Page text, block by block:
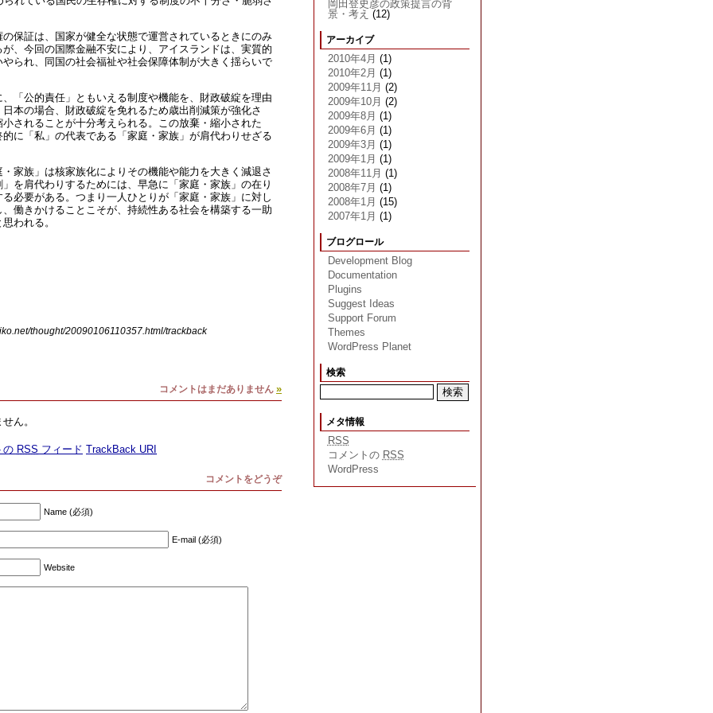
保証は、国家が健全な状態で運営されているときにのみ
、今回の国際金融不安により、アイスランドは、実質的
られ、同国の社会福祉や社会保障体制が大きく揺らいで
「公的責任」ともいえる制度や機能を、財政破綻を理由
本の場合、財政破綻を免れるため歳出削減策が強化さ
されることが十分考えられる。この放棄・縮小された
に「私」の代表である「家庭・家族」が肩代わりせざる
家族」は核家族化によりその機能や能力を大きく減退さ
を肩代わりするためには、早急に「家庭・家族」の在り
必要がある。つまり一人ひとりが「家庭・家族」に対し
働きかけることこそが、持続性ある社会を構築する一助
われる。
thought/20090106110357.html/trackback
コメントはまだありません »
ん。
の RSS フィード TrackBack URI
コメントをどうぞ
Name (必須)
E-mail (必須)
Website
岡田登史彦の政策提言の背
景・考え (12)
アーカイブ
2010年4月 (1)
2010年2月 (1)
2009年11月 (2)
2009年10月 (2)
2009年8月 (1)
2009年6月 (1)
2009年3月 (1)
2009年1月 (1)
2008年11月 (1)
2008年7月 (1)
2008年1月 (15)
2007年1月 (1)
ブログロール
Development Blog
Documentation
Plugins
Suggest Ideas
Support Forum
Themes
WordPress Planet
検索
メタ情報
RSS
コメントの RSS
WordPress